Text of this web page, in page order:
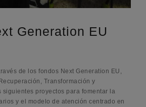
Generation EU
de los fondos Next Generation EU,
Transformación y
siguientes proyectos para fomentar la
y el modelo de atención centrado en